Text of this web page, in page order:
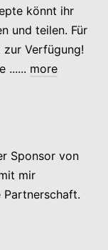
könnt ihr
und teilen. Für
Verfügung!
...... more
Sponsor von
mir
Partnerschaft.